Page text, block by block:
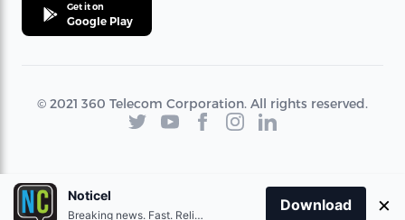
Get it on
Google Play
© 2021 360 Telecom Corporation. All rights reserved.
Noticel
Breaking news. Fast. Reliable.
Download ×